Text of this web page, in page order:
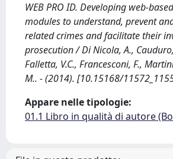
WEB PRO ID. Developing web-
modules to understand, prevent
related crimes and facilitate their
prosecution / Di Nicola, A.,
Falletta, V.C., Francesconi, F.,
M.. - (2014). [10.15168/
Appare nelle tipologie:
01.1 Libro in qualità di autore